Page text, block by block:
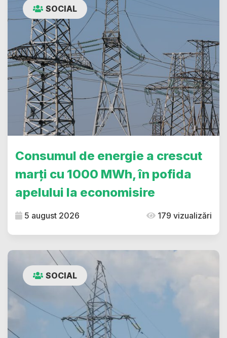
SOCIAL
Consumul de energie a crescut
marți cu 1000 MWh, în pofida
apelului la economisire
5 august 2026 179 vizualizări
SOCIAL